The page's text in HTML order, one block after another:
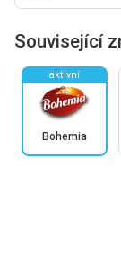
Související
aktivní
Bohemia